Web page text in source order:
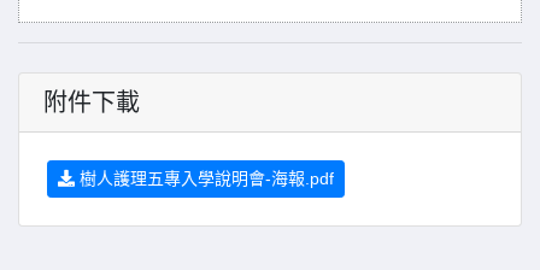
附件下載
樹人護理五專入學說明會-海報.pdf